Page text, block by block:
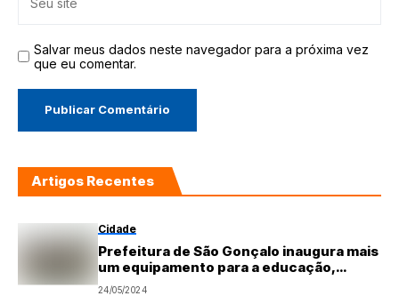
Salvar meus dados neste navegador para a próxima vez
que eu comentar.
Artigos Recentes
Cidade
Prefeitura de São Gonçalo inaugura mais
um equipamento para a educação,
Escola Municipal Aida Gomes Bezerra
24/05/2024